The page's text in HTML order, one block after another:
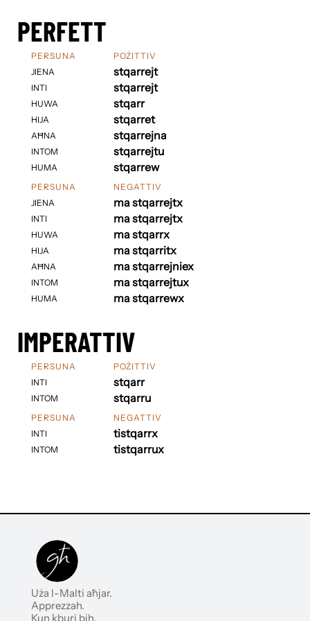
PERFETT
PERSUNA
JIENA
INTI
HUWA
HIJA
AĦNA
INTOM
HUMA
POŻITTIV
stqarrejt
stqarrejt
stqarr
stqarret
stqarrejna
stqarrejtu
stqarrew
PERSUNA
JIENA
INTI
HUWA
HIJA
AĦNA
INTOM
HUMA
NEGATTIV
ma stqarrejtx
ma stqarrejtx
ma stqarrx
ma stqarritx
ma stqarrejniex
ma stqarrejtux
ma stqarrewx
IMPERATTIV
PERSUNA
INTI
INTOM
POŻITTIV
stqarr
stqarru
PERSUNA
INTI
INTOM
NEGATTIV
tistqarrx
tistqarrux
Uża l-Malti aħjar.
Apprezzah.
Kun kburi bih.